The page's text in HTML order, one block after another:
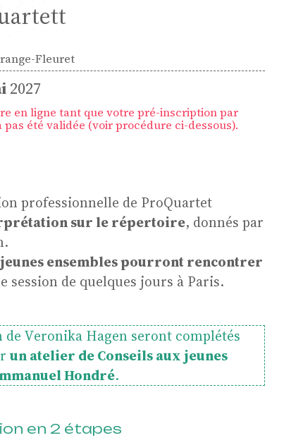
Fleuret
2027
en ligne tant que votre pré-inscription par
été validée (voir procédure ci-dessous).
professionnelle de ProQuartet
sur le répertoire, donnés par
ensembles pourront rencontrer
session de quelques jours à Paris.
Veronika Hagen seront complétés
un atelier de Conseils aux jeunes
Hondré.
en 2 étapes